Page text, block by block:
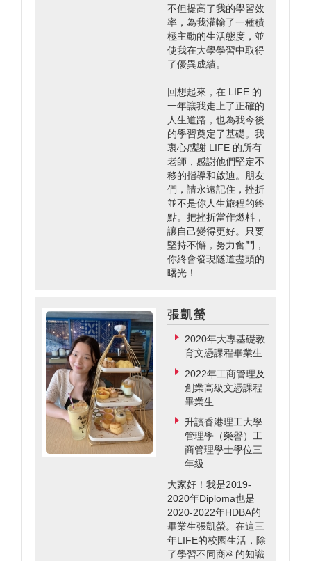
不但提高了我的學習效
率，為我灌輸了一種積
極主動的生活態度，並
使我在大學學習中取得
了優異成績。
回想起來，在 LIFE 的
一年讓我走上了正確的
人生道路，也為我今後
的學習奠定了基礎。我
衷心感謝 LIFE 的所有
老師，感謝他們堅定不
移的指導和啟迪。朋友
們，請永遠記住，挫折
並不是你人生旅程的終
點。把挫折當作燃料，
讓自己變得更好。只要
堅持不懈，努力奮鬥，
你終會發現隧道盡頭的
曙光！
張凱螢
2020年大專基礎教
育文憑課程畢業生
2022年工商管理及
創業高級文憑課程
畢業生
升讀香港理工大學
管理學（榮譽）工
商管理學士學位三
年級
大家好！我是2019-
2020年Diploma也是
2020-2022年HDBA的
畢業生張凱螢。在這三
年LIFE的校園生活，除
了學習不同商科的知識